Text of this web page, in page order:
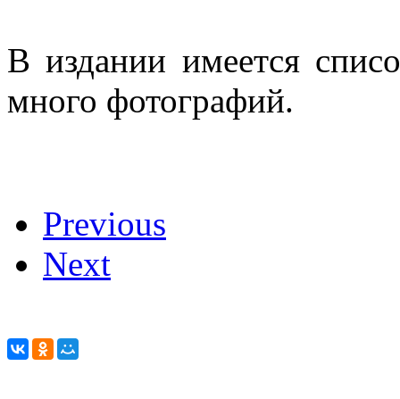
В издании имеется
много фотографий.
Previous
Next